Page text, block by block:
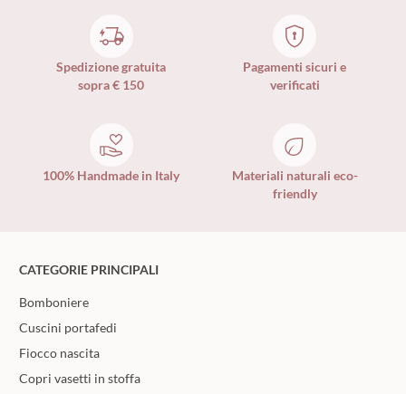
Spedizione gratuita
sopra € 150
Pagamenti sicuri e
verificati
100% Handmade in Italy
Materiali naturali eco-
friendly
CATEGORIE PRINCIPALI
Bomboniere
Cuscini portafedi
Fiocco nascita
Copri vasetti in stoffa